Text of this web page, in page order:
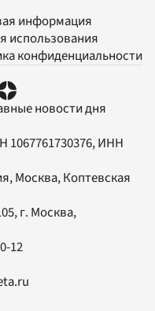
информация
использования
конфиденциальности
новости дня
1067761730376, ИНН
Москва, Коптевская
, г. Москва,
12